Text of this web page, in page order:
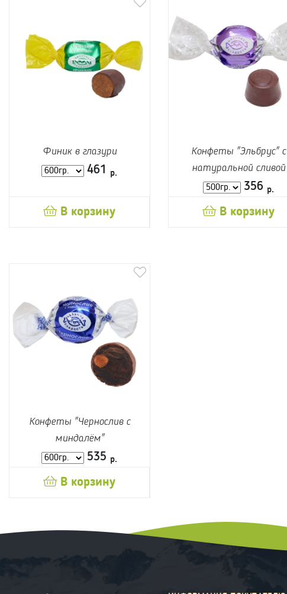
Финик в глазури
461 р.
В корзину
Конфеты "Эльбрус" с
натуральной сливой
356 р.
В корзину
Конфеты "Чернослив с
миндалём"
535 р.
В корзину